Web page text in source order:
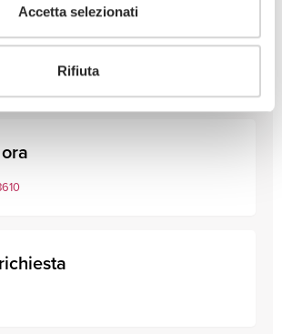
Accetta selezionati
Rifiuta
nostri professionisti